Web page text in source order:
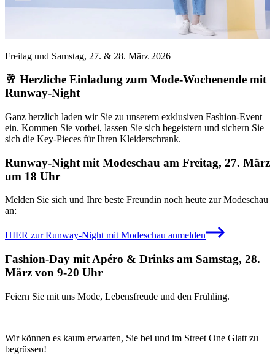
Freitag und Samstag, 27. & 28. März 2026
🥂 Herzliche Einladung zum Mode-Wochenende mit
Runway-Night
Ganz herzlich laden wir Sie zu unserem exklusiven Fashion-Event
ein. Kommen Sie vorbei, lassen Sie sich begeistern und sichern Sie
sich die Key-Pieces für Ihren Kleiderschrank.
Runway-Night mit Modeschau am Freitag, 27. März
um 18 Uhr
Melden Sie sich und Ihre beste Freundin noch heute zur Modeschau
an:
HIER zur Runway-Night mit Modeschau anmelden
Fashion-Day mit Apéro & Drinks am Samstag, 28.
März von 9-20 Uhr
Feiern Sie mit uns Mode, Lebensfreude und den Frühling.
Wir können es kaum erwarten, Sie bei und im Street One Glatt zu
begrüssen!